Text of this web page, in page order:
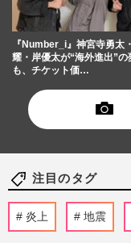
『Number_i』神宮寺勇太
耀・岸優太が“海外進出”の
も、チケット価…
注目のタグ
炎上 地震